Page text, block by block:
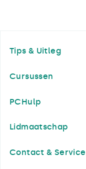
Tips & Uitleg
Cursussen
PCHulp
Lidmaatschap
Contact & Service